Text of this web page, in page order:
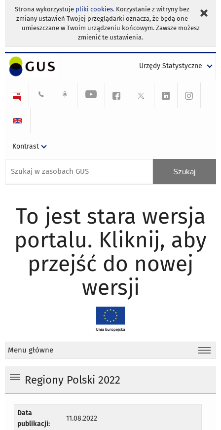
Strona wykorzystuje pliki cookies. Korzystanie z witryny bez
zmiany ustawień Twojej przeglądarki oznacza, że będą one
umieszczane w Twoim urządzeniu końcowym. Zawsze możesz
zmienić te ustawienia.
Urzędy Statystyczne
Kontrast
To jest stara wersja
portalu. Kliknij, aby
przejść do nowej
wersji
Menu główne
Regiony Polski 2022
Data
publikacji:
11.08.2022